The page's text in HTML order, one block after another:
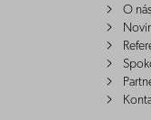
O nás